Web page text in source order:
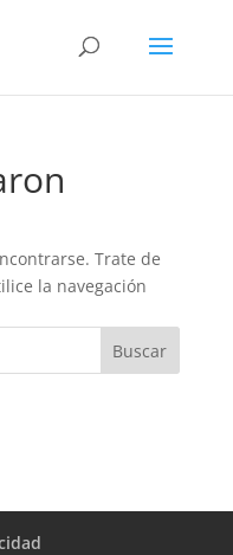
Trate de
la navegación